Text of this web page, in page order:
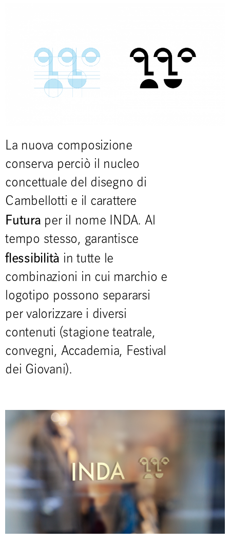
La nuova composizione
conserva perciò il nucleo
concettuale del disegno di
Cambellotti e il carattere
Futura per il nome INDA. Al
tempo stesso, garantisce
flessibilità in tutte le
combinazioni in cui marchio e
logotipo possono separarsi
per valorizzare i diversi
contenuti (stagione teatrale,
convegni, Accademia, Festival
dei Giovani).